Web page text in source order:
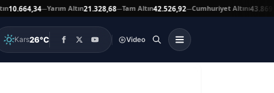
—Yarım Altın 21.328,68—Tam Altın 42.526,92—Cumhuriyet Altını43.869,00▲
Kars26°C Video